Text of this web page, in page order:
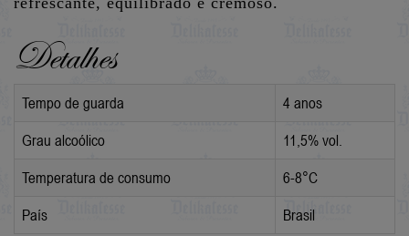
Detalhes
Tempo de guarda 4 anos
Grau alcoólico 11,5% vol.
Temperatura de consumo 6-8°C
País Brasil